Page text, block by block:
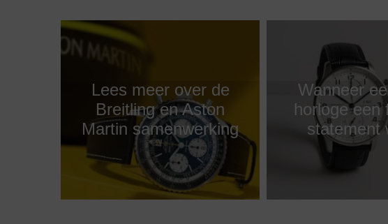
Lees meer over de
Breitling en Aston
Martin samenwerking
Wanneer
horloge een
statement